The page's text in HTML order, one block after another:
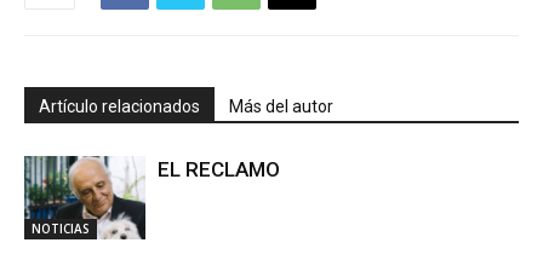
Artículo relacionados Más del autor
NOTICIAS
EL RECLAMO